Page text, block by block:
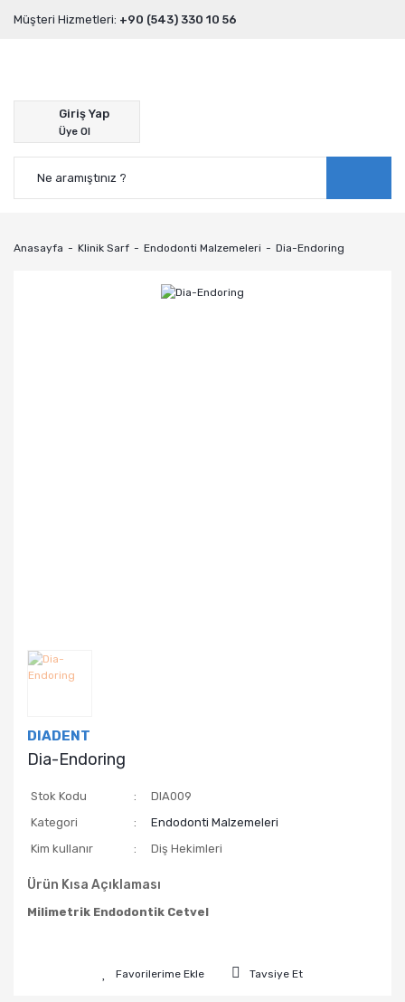
Müşteri Hizmetleri: +90 (543) 330 10 56
Giriş Yap
Üye Ol
Anasayfa Klinik Sarf Endodonti Malzemeleri Dia-Endoring
DIADENT
Dia-Endoring
Stok Kodu
DIA009
Kategori
Endodonti Malzemeleri
Kim kullanır
Diş Hekimleri
Ürün Kısa Açıklaması
Milimetrik Endodontik Cetvel
Tavsiye Et